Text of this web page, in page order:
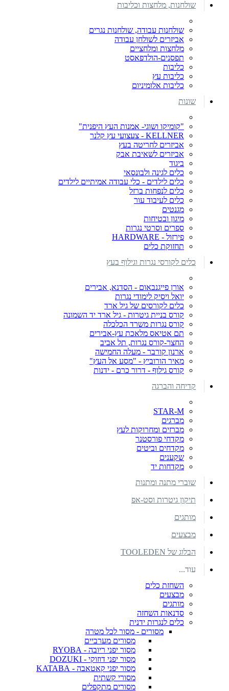
שולחנות, מלחצות וכליבות
שולחנות עבודה, שולחנות נגרים
אביזרים לשולחן עבודה
מלחצות ומלחציים
תפסנים-הולדפאסט
כליבות
כליבות עץ
כליבות אלומיניום
שונות
"קומיקו ושוגי- אמנות העץ היפנית"
KELLNER - צעצועי עץ קלנר
אביזרים לחריטה בעץ
אביזרים לשאיבת אבק
ביגוד
כלים לגינה ולבונסאי
כלים לילדים - כלי עבודה אמיתיים לילדים
כלים לנפחות ברזל
כלים לעיבוד עור
מגנטים
מיגון ובטיחות
ספרים וסרטי נגרות
פירזול - HARDWARE
תחזוקת כלים
כלים לקורסי נגרות וגילוף בעץ
אורן פייגנבאום - הסדנא, אבירים
יואל ויסיק לימודי נגרות
כלים לקורסים של גיל ארד
קורס בניית גיטרות - גיל ארד יד השמונה
קורס נגרות משרד הכלכלה
תם אטיאס מלאכת עץ-אבירים
החצר-קורס נגרות, תל אביב
ארנון קורבר - מעלה החמישה
מאיר הורוביץ - "מסע אל העץ"
קורס גילוף - דרור כרם - ידנות
קדיחה והברגה
STAR-M
מברגים
מברזים ומחרוקות לעץ
מקדחי פורסטנר
מקדחים וביטים
שקענים
מקדחות יד
שוברי מתנה ומתנות
תיקון גיטרות וסט-אפ
מותגים
מבצעים
הבלוג של TOOLEDEN
עוד...
השחזת כלים
מבצעים
מותגים
סדנאות השחזה
כלים לנגרות ידנית
מסורים - מסור לכל מטרה
מסורים מערביים
מסור יפני ריובה - RYOBA
מסור יפני דוזוקי - DOZUKI
מסור יפני קאטאבה - KATABA
מסורי קשתית
מסורים מתקפלים